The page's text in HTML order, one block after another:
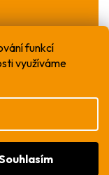
funkcí
využíváme
práva